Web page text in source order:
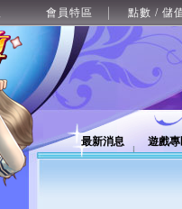
會員特區 點數 / 儲
最新消息 遊戲